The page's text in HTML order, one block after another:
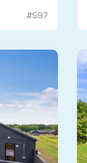
#597